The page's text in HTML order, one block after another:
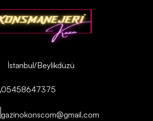
İstanbul/Beylikdüzü
05458647375
gazinokonscom@gmail.com